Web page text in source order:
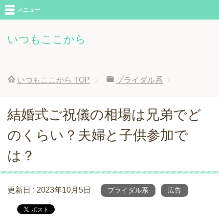
いつもここから
メニュー
いつもここから TOP ブライダル系
結婚式ご祝儀の相場は兄弟でど
のくらい？夫婦と子供参加で
は？
更新日 : 2023年10月5日 ブライダル系 広告